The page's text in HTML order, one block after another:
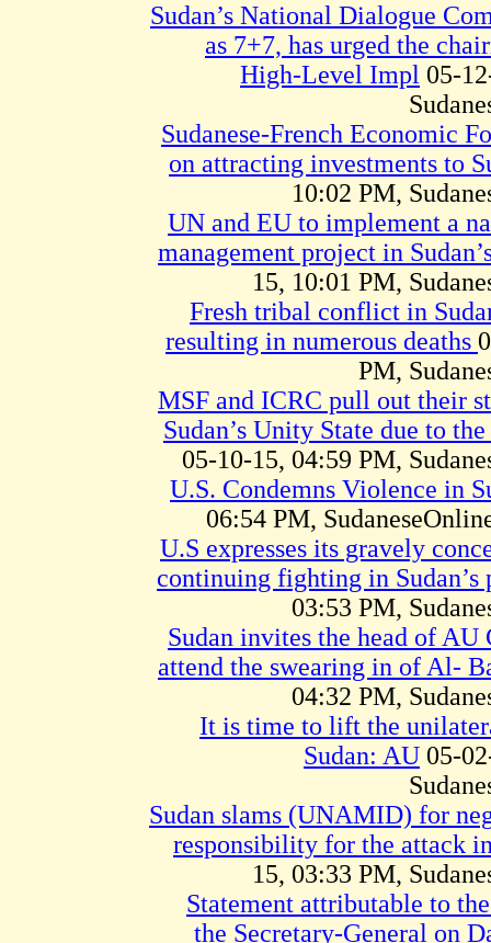
Sudan’s National Dialogue
as 7+7, has urged the
High-Level Impl 05-
Sudanese-French Economic
on attracting investments to
10:02 PM,
UN and EU to implement a
management project in
15, 10:01 PM,
Fresh tribal conflict in
resulting in numerous deaths
PM,
MSF and ICRC pull out their
Sudan’s Unity State due to
05-10-15, 04:59 PM,
U.S. Condemns Violence in
06:54 PM,
U.S expresses its gravely
continuing fighting in Sudan’s
03:53 PM,
Sudan invites the head of AU
attend the swearing in of Al-
04:32 PM,
It is time to lift the
Sudan: AU 05-
Sudan slams (UNAMID) for
responsibility for the attack
15, 03:33 PM,
Statement attributable to
the Secretary-General on